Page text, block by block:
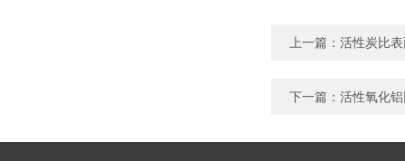
上一篇： 活性炭比
下一篇： 活性氧化